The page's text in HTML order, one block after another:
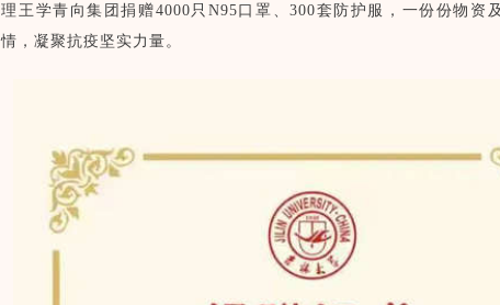
理王学青向集团捐赠4000只N95口罩、300套防护服，一份份物资
情，凝聚抗疫坚实力量。